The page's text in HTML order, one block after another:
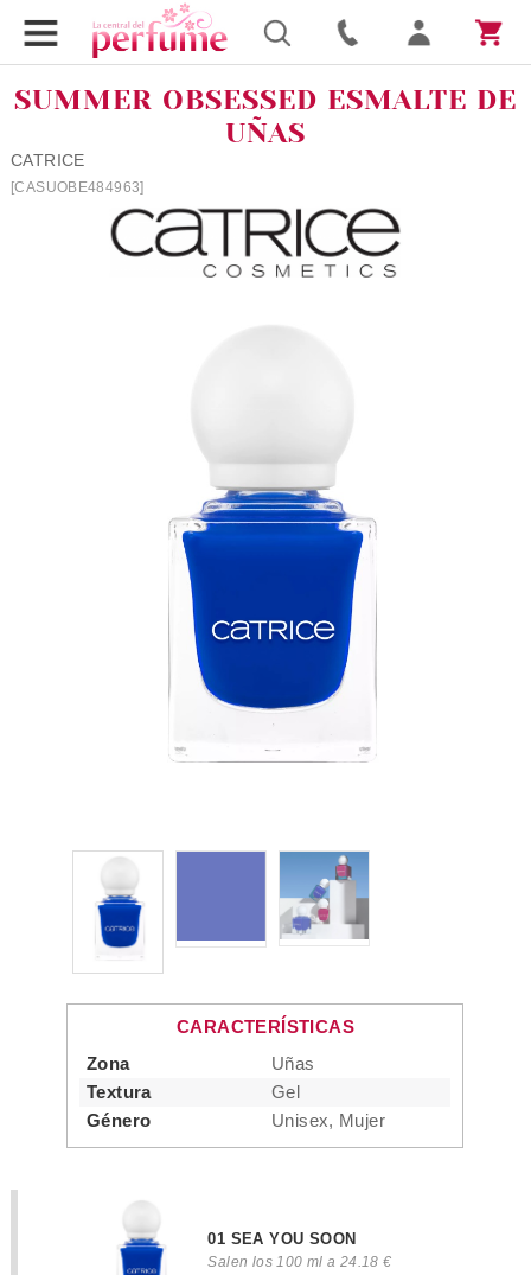
SUMMER OBSESSED ESMALTE DE
UÑAS
CATRICE
[CASUOBE484963]
CARACTERÍSTICAS
Zona
Uñas
Textura
Gel
Género
Unisex, Mujer
01 SEA YOU SOON
Salen los 100 ml a 24.18 €